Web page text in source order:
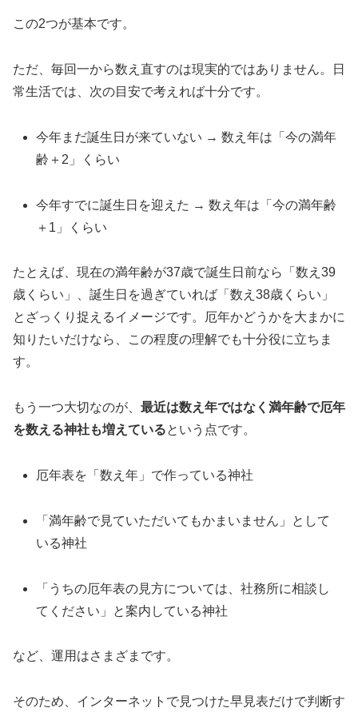
この2つが基本です。
ただ、毎回一から数え直すのは現実的ではありません。日
常生活では、次の目安で考えれば十分です。
今年まだ誕生日が来ていない → 数え年は「今の満年
齢＋2」くらい
今年すでに誕生日を迎えた → 数え年は「今の満年齢
＋1」くらい
たとえば、現在の満年齢が37歳で誕生日前なら「数え39
歳くらい」、誕生日を過ぎていれば「数え38歳くらい」
とざっくり捉えるイメージです。厄年かどうかを大まかに
知りたいだけなら、この程度の理解でも十分役に立ちま
す。
もう一つ大切なのが、 最近は数え年ではなく満年齢で厄年
を数える神社も増えているという点です。
厄年表を「数え年」で作っている神社
「満年齢で見ていただいてもかまいません」として
いる神社
「うちの厄年表の見方については、社務所に相談し
てください」と案内している神社
など、運用はさまざまです。
そのため、インターネットで見つけた早見表だけで判断す